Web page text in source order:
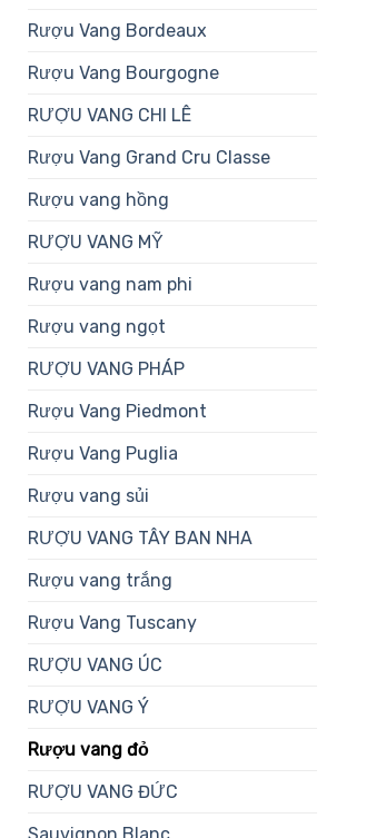
Rượu Vang Bordeaux
Rượu Vang Bourgogne
RƯỢU VANG CHI LÊ
Rượu Vang Grand Cru Classe
Rượu vang hồng
RƯỢU VANG MỸ
Rượu vang nam phi
Rượu vang ngọt
RƯỢU VANG PHÁP
Rượu Vang Piedmont
Rượu Vang Puglia
Rượu vang sủi
RƯỢU VANG TÂY BAN NHA
Rượu vang trắng
Rượu Vang Tuscany
RƯỢU VANG ÚC
RƯỢU VANG Ý
Rượu vang đỏ
RƯỢU VANG ĐỨC
Sauvignon Blanc